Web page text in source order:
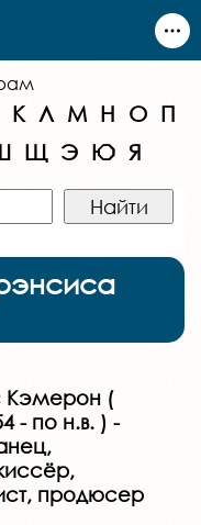
К Л М Н О П
Щ Э Ю Я
(
- по н.в. ) -
продюсер